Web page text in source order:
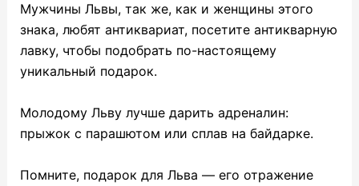
Мужчины Львы, так же, как и женщины этого
знака, любят антиквариат, посетите антикварную
лавку, чтобы подобрать по-настоящему
уникальный подарок.
Молодому Льву лучше дарить адреналин:
прыжок с парашютом или сплав на байдарке.
Помните, подарок для Льва — его отражение